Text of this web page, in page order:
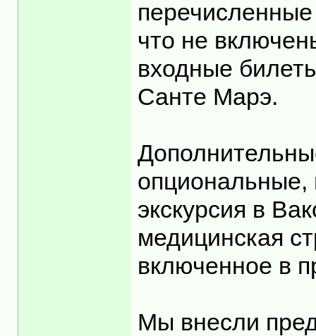
что не
входные
Санте Марэ.
опциональные,
экскурсия в
медицинская
включенное в
Мы внесли